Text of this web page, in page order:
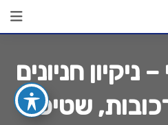
ניקיון חניונים
שטיפה